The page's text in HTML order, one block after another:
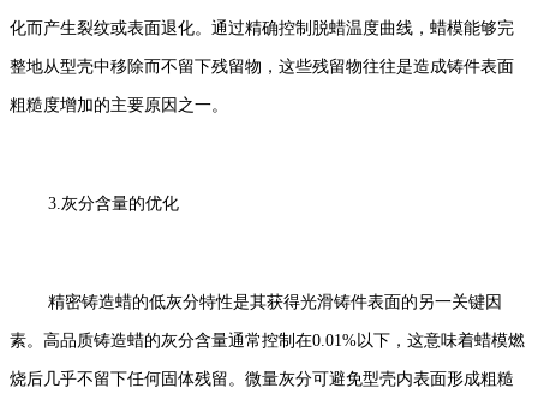
化而产生裂纹或表面退化。通过精确控制脱蜡温度曲线，蜡模能够完
整地从型壳中移除而不留下残留物，这些残留物往往是造成铸件表面
粗糙度增加的主要原因之一。
3.灰分含量的优化
精密铸造蜡的低灰分特性是其获得光滑铸件表面的另一关键因
素。高品质铸造蜡的灰分含量通常控制在0.01%以下，这意味着蜡模燃
烧后几乎不留下任何固体残留。微量灰分可避免型壳内表面形成粗糙